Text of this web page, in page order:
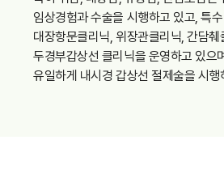
비용 및 수
간호간병통
임상경험과 수술을 시행하고 있고, 특
대장항문클리닉, 위장관클리닉, 간담췌
두경부갑상선 클리닉을 운영하고 있으
유일하게 내시경 갑상선 절제술을 시행